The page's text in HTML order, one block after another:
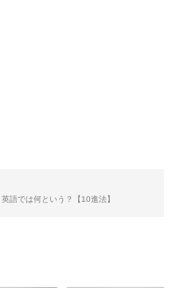
語では何という？【10進法】